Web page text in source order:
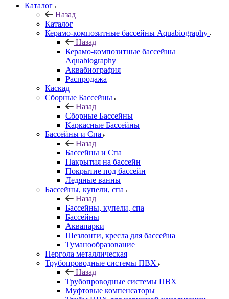
Каталог
Назад
Каталог
Керамо-композитные бассейны Aquabiography
Назад
Керамо-композитные бассейны
Aquabiography
Аквабиография
Распродажа
Каскад
Сборные Бассейны
Назад
Сборные Бассейны
Каркасные Бассейны
Бассейны и Спа
Назад
Бассейны и Спа
Накрытия на бассейн
Покрытие под бассейн
Ледяные ванны
Бассейны, купели, спа
Назад
Бассейны, купели, спа
Бассейны
Аквапарки
Шезлонги, кресла для бассейна
Туманообразование
Пергола металлическая
Трубопроводные системы ПВХ
Назад
Трубопроводные системы ПВХ
Муфтовые компенсаторы